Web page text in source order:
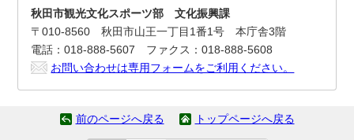
秋田市観光文化スポーツ部 文化振興課
〒010-8560 秋田市山王一丁目1番1号 本庁舎3階
電話：018-888-5607 ファクス：018-888-5608
お問い合わせは専用フォームをご利用ください。
前のページへ戻る トップページへ戻る